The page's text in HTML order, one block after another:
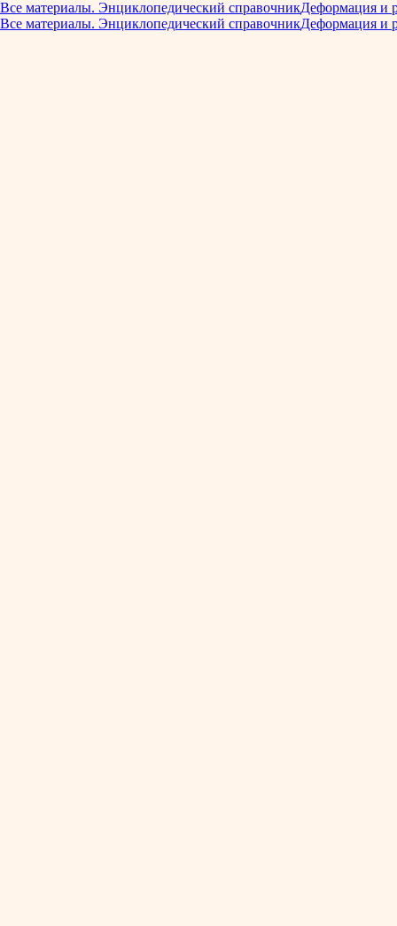
Все материалы. Энциклопедический справочникДеформация и
Все материалы. Энциклопедический справочникДеформация и